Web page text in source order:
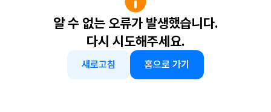
알 수 없는 오류가 발생했습니다.
다시 시도해주세요.
새로고침 홈으로 가기